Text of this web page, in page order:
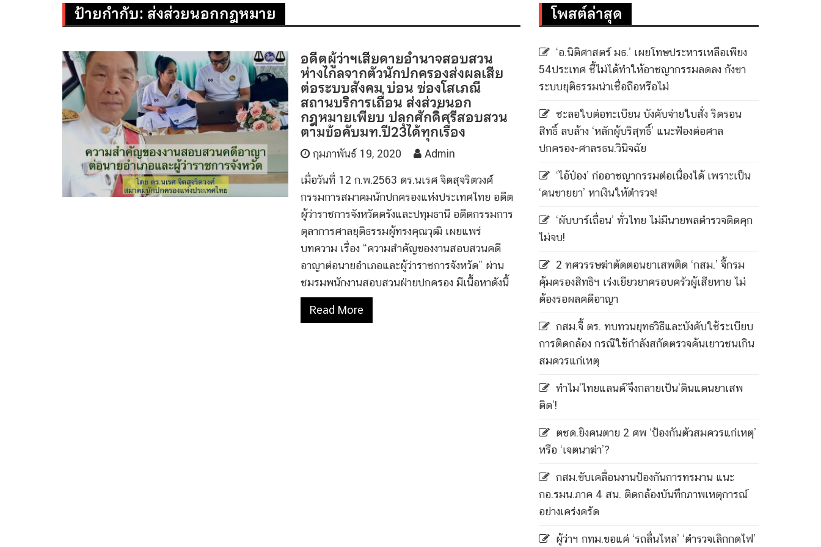
ป้ายกำกับ: ส่งส่วยนอกกฎหมาย
อดีตผู้ว่าฯเสียดายอำนาจสอบสวน
ห่างไกลจากตัวนักปกครองส่งผลเสีย
ต่อระบบสังคม บ่อน ซ่องโสเภณี
สถานบริการเถื่อน ส่งส่วยนอก
กฎหมายเพียบ ปลุกศักดิ์ศรีสอบสวน
ตามข้อคับมท.ปี23ได้ทุกเรื่อง
กุมภาพันธ์ 19, 2020 Admin
เมื่อวันที่ 12 ก.พ.2563 ดร.นเรศ จิตสุจริตวงศ์
กรรมการสมาคมนักปกครองแห่งประเทศไทย อดีต
ผู้ว่าราชการจังหวัดตรังและปทุมธานี อดีตกรรมการ
ตุลาการศาลยุติธรรมผู้ทรงคุณวุฒิ เผยแพร่
บทความ เรื่อง “ความสำคัญของงานสอบสวนคดี
อาญาต่อนายอำเภอและผู้ว่าราชการจังหวัด” ผ่าน
ชมรมพนักงานสอบสวนฝ่ายปกครอง มีเนื้อหาดังนี้
Read More
โพสต์ล่าสุด
‘อ.นิติศาสตร์ มธ.’ เผยโทษประหารเหลือเพียง
54ประเทศ ชี้ไม่ได้ทำให้อาชญากรรมลดลง กังขา
ระบบยุติธรรมน่าเชื่อถือหรือไม่
ชะลอใบต่อทะเบียน บังคับจ่ายใบสั่ง ริดรอน
สิทธิ์ ลบล้าง ‘หลักผู้บริสุทธิ์’ แนะฟ้องต่อศาล
ปกครอง-ศาลรธน.วินิจฉัย
‘ไอ้ป๋อง’ ก่ออาชญากรรมต่อเนื่องได้ เพราะเป็น
‘คนขายยา’ หาเงินให้ตำรวจ!
‘ผับบาร์เถื่อน’ ทั่วไทย ไม่มีนายพลตำรวจติดคุก
ไม่จบ!
2 ทศวรรษฆ่าตัดตอนยาเสพติด ‘กสม.’ จี้กรม
คุ้มครองสิทธิฯ เร่งเยียวยาครอบครัวผู้เสียหาย ไม่
ต้องรอผลคดีอาญา
กสม.จี้ ตร. ทบทวนยุทธวิธีและบังคับใช้ระเบียบ
การติดกล้อง กรณีใช้กำลังสกัดตรวจค้นเยาวชนเกิน
สมควรแก่เหตุ
ทำไม’ไทยแลนด์’จึงกลายเป็น’ดินแดนยาเสพ
ติด’!
ตชด.ยิงคนตาย 2 ศพ ‘ป้องกันตัวสมควรแก่เหตุ’
หรือ ‘เจตนาฆ่า’?
กสม.ขับเคลื่อนงานป้องกันการทรมาน แนะ
กอ.รมน.ภาค 4 สน. ติดกล้องบันทึกภาพเหตุการณ์
อย่างเคร่งครัด
ผู้ว่าฯ กทม.ขอแค่ ‘รถลื่นไหล’ ‘ตำรวจเลิกกดไฟ’